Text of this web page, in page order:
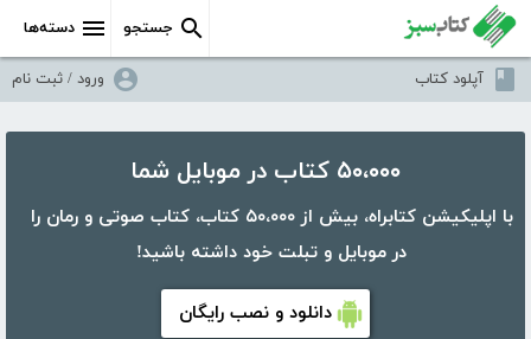
دسته‌ها جستجو
آپلود کتاب ورود / ثبت نام
۵۰،۰۰۰ کتاب در موبایل شما
با اپلیکیشن کتابراه، بیش از ۵۰،۰۰۰ کتاب، کتاب صوتی و رمان را
در موبایل و تبلت خود داشته باشید!
دانلود و نصب رایگان